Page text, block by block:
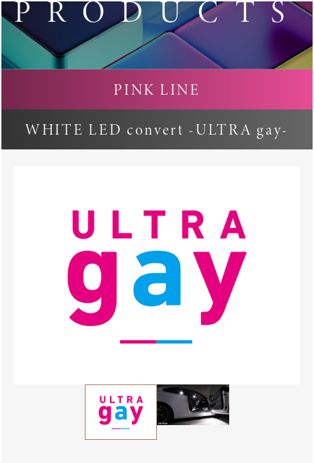
PRODUCTS
PINK LINE
WHITE LED convert -ULTRA gay-